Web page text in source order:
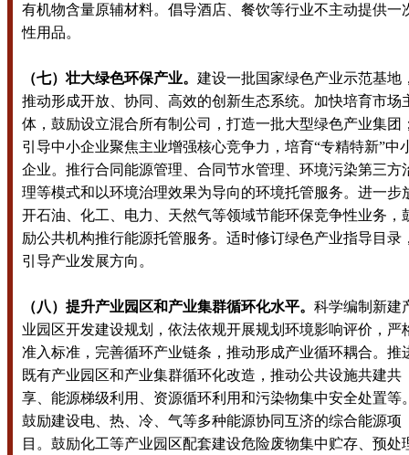
有机物含量原辅材料。倡导酒店、餐饮等行业不主动提供一
性用品。
（七）壮大绿色环保产业。 建设一批国家绿色产业示范基地
推动形成开放、协同、高效的创新生态系统。加快培育市场
体，鼓励设立混合所有制公司，打造一批大型绿色产业集团
引导中小企业聚焦主业增强核心竞争力，培育“专精特新”中
企业。推行合同能源管理、合同节水管理、环境污染第三方
理等模式和以环境治理效果为导向的环境托管服务。进一步
开石油、化工、电力、天然气等领域节能环保竞争性业务，
励公共机构推行能源托管服务。适时修订绿色产业指导目录
引导产业发展方向。
（八）提升产业园区和产业集群循环化水平。 科学编制新建
业园区开发建设规划，依法依规开展规划环境影响评价，严
准入标准，完善循环产业链条，推动形成产业循环耦合。推
既有产业园区和产业集群循环化改造，推动公共设施共建共
享、能源梯级利用、资源循环利用和污染物集中安全处置等
鼓励建设电、热、冷、气等多种能源协同互济的综合能源项
目。鼓励化工等产业园区配套建设危险废物集中贮存、预处